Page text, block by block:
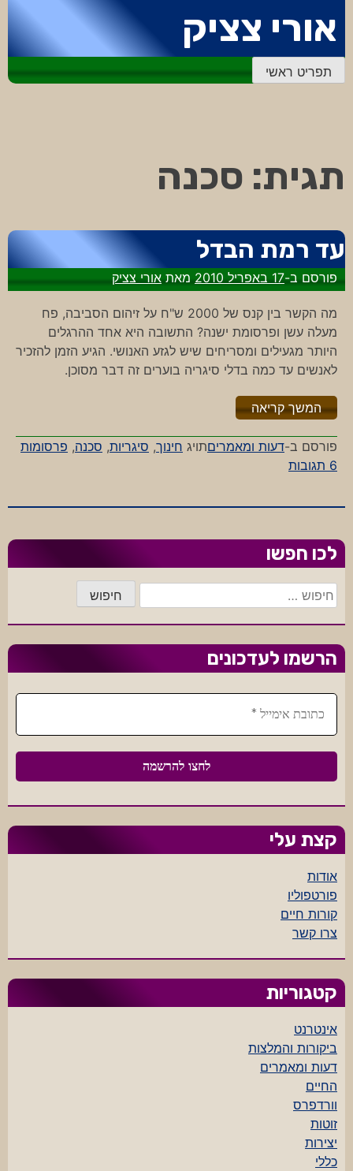
לתוכן
אורי צציק
תפריט ראשי
תגית: סכנה
עד רמת הבדל
פורסם ב-17 באפריל 2010 מאתאורי צציק
מה הקשר בין קנס של 2000 ש"ח על זיהום הסביבה, פח
מעלה עשן ופרסומת ישנה? התשובה היא אחד ההרגלים
היותר מגעילים ומסריחים שיש לגזע האנושי. הגיע הזמן להזכיר
לאנשים עד כמה בדלי סיגריה בוערים זה דבר מסוכן.
המשך קריאה"%s"
פורסם ב-דעות ומאמריםתויג חינוך, סיגריות, סכנה, פרסומות
6 תגובות
על
רמת
לכו חפשו
חיפוש:
הרשמו לעדכונים
קצת עלי
אודות
פורטפוליו
קורות חיים
צרו קשר
קטגוריות
אינטרנט
ביקורות והמלצות
דעות ומאמרים
החיים
וורדפרס
זוטות
יצירות
כללי